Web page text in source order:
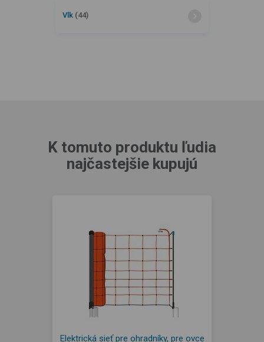
Vlk (44)
K tomuto produktu ľudia
najčastejšie kupujú
Elektrická sieť pre ohradníky, pre ovce